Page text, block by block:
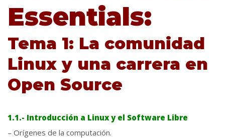
Essentials:
Tema 1: La comunidad
Linux y una carrera en
Open Source
1.1.- Introducción a Linux y el Software Libre
– Orígenes de la computación.